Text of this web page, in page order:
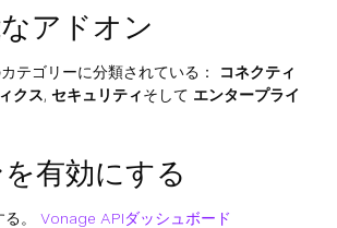
アドオン
テゴリーに分類されている：
コネクティ
クス, セキュリティそして エンタープライ
有効にする
。 Vonage APIダッシュボード